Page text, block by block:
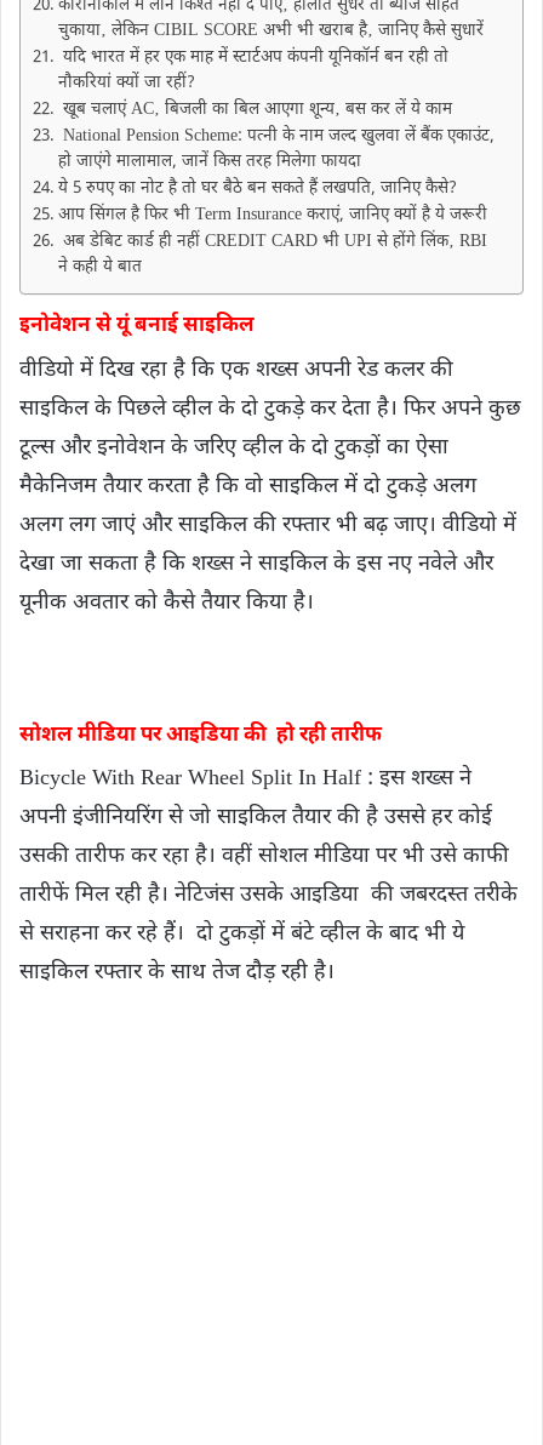
कोरोनाकाल में लोन किश्त नहीं दे पाए‚ हालात सुधरे तो ब्याज सहित
चुकाया‚ लेकिन CIBIL SCORE अभी भी खराब है‚ जानिए कैसे सुधारें
यदि भारत में हर एक माह में स्टार्टअप कंपनी यूनिकॉर्न बन रही तो
नौकरियां क्यों जा रहीं?
खूब चलाएं AC‚ बिजली का बिल आएगा शून्य‚ बस कर लें ये काम
National Pension Scheme: पत्नी के नाम जल्द खुलवा लें बैंक एकाउंट,
हो जाएंगे मालामाल, जानें किस तरह मिलेगा फायदा
ये 5 रुपए का नोट है तो घर बैठे बन सकते हैं लखपति, जानिए कैसे?
आप सिंगल है फिर भी Term Insurance कराएं, जानिए क्यों है ये जरूरी
अब डेबिट कार्ड ही नहीं CREDIT CARD भी UPI से होंगे लिंक‚ RBI
ने कही ये बात
इनोवेशन से यूं बनाई साइकिल
वीडियो में दिख रहा है कि एक शख्स अपनी रेड कलर की
साइकिल के पिछले व्हील के दो टुकड़े कर देता है। फिर अपने कुछ
टूल्स और इनोवेशन के जरिए व्हील के दो टुकड़ों का ऐसा
मैकेनिजम तैयार करता है कि वो साइकिल में दो टुकड़े अलग
अलग लग जाएं और साइकिल की रफ्तार भी बढ़ जाए। वीडियो में
देखा जा सकता है कि शख्स ने साइकिल के इस नए नवेले और
यूनीक अवतार को कैसे तैयार किया है।
सोशल मीडिया पर आइडिया की हो रही तारीफ
Bicycle With Rear Wheel Split In Half : इस शख्स ने
अपनी इंजीनियरिंग से जो साइकिल तैयार की है उससे हर कोई
उसकी तारीफ कर रहा है। वहीं सोशल मीडिया पर भी उसे काफी
तारीफें मिल रही है। नेटिजंस उसके आइडिया की जबरदस्त तरीके
से सराहना कर रहे हैं। दो टुकड़ों में बंटे व्हील के बाद भी ये
साइकिल रफ्तार के साथ तेज दौड़ रही है।